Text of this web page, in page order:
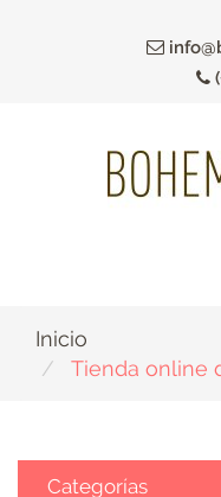
Inicio
Tienda online
Categorías